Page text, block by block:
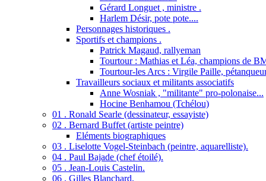
Gérard Longuet , ministre .
Harlem Désir, pote pote....
Personnages historiques .
Sportifs et champions .
Patrick Magaud, rallyeman
Tourtour : Mathias et Léa, champions de
Tourtour-les Arcs : Virgile Paille,
Travailleurs sociaux et militants associatifs
Anne Wosniak , "militante" pro-polonaise...
Hocine Benhamou (Tchélou)
01 . Ronald Searle (dessinateur, essayiste)
02 . Bernard Buffet (artiste peintre)
Eléments biographiques
03 . Liselotte Vogel-Steinbach (peintre, aquarelliste).
04 . Paul Bajade (chef étoilé).
05 . Jean-Louis Castelin.
06 . Gilles Blanchard.